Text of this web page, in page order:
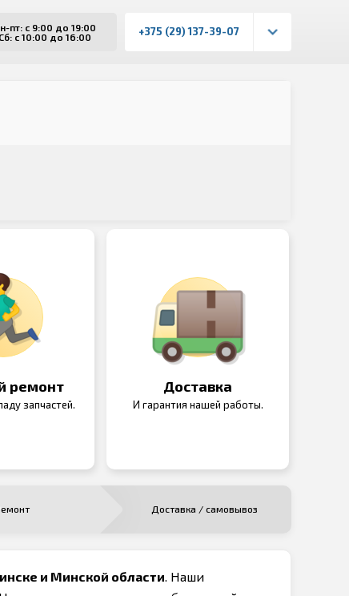
пт: с 9:00 до 19:00
Сб: с 10:00 до 16:00
+375 (29) 137-39-07
ремонт
запчастей.
Доставка
И гарантия нашей работы.
Доставка / самовывоз
и Минской области. Наши